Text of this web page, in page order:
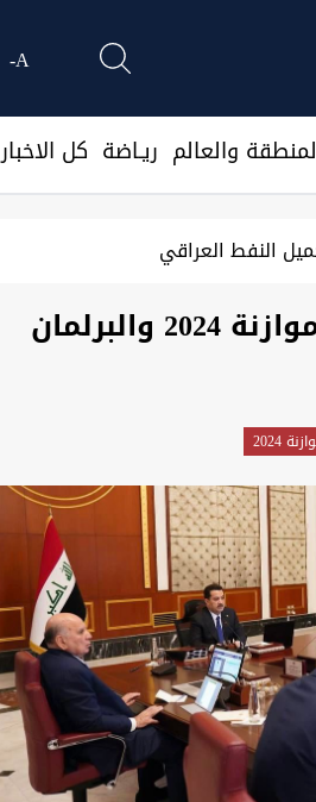
A-
والعالم ريـاضة كل الاخبار
الحكومة العراقية ترفع حجم موازنة 2024 والبرلمان
2024